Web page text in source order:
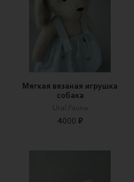
Мягкая вязаная игрушка
собака
Ural.Fauna
4000 ₽